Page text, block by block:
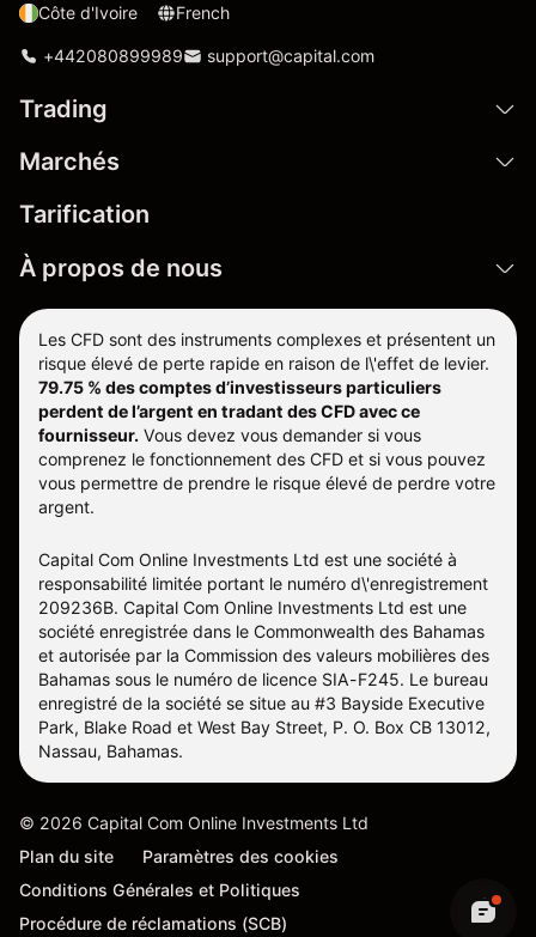
Côte d'Ivoire French
+442080899989 support@capital.com
Trading
Marchés
Tarification
À propos de nous
Les CFD sont des instruments complexes et présentent un
risque élevé de perte rapide en raison de l\'effet de levier.
79.75 % des comptes d’investisseurs particuliers
perdent de l’argent en tradant des CFD avec ce
fournisseur. Vous devez vous demander si vous
comprenez le fonctionnement des CFD et si vous pouvez
vous permettre de prendre le risque élevé de perdre votre
argent.
Capital Com Online Investments Ltd est une société à
responsabilité limitée portant le numéro d\'enregistrement
209236B. Capital Com Online Investments Ltd est une
société enregistrée dans le Commonwealth des Bahamas
et autorisée par la Commission des valeurs mobilières des
Bahamas sous le numéro de licence SIA-F245. Le bureau
enregistré de la société se situe au #3 Bayside Executive
Park, Blake Road et West Bay Street, P. O. Box CB 13012,
Nassau, Bahamas.
© 2026 Capital Com Online Investments Ltd
Plan du site
Paramètres des cookies
Conditions Générales et Politiques
Procédure de réclamations (SCB)